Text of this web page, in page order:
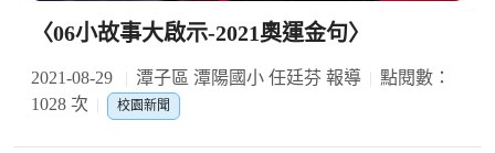
〈06小故事大啟示-2021奧運金句〉
2021-08-29 潭子區 潭陽國小 任廷芬 報導
點閱數：
1028 次
校園新聞